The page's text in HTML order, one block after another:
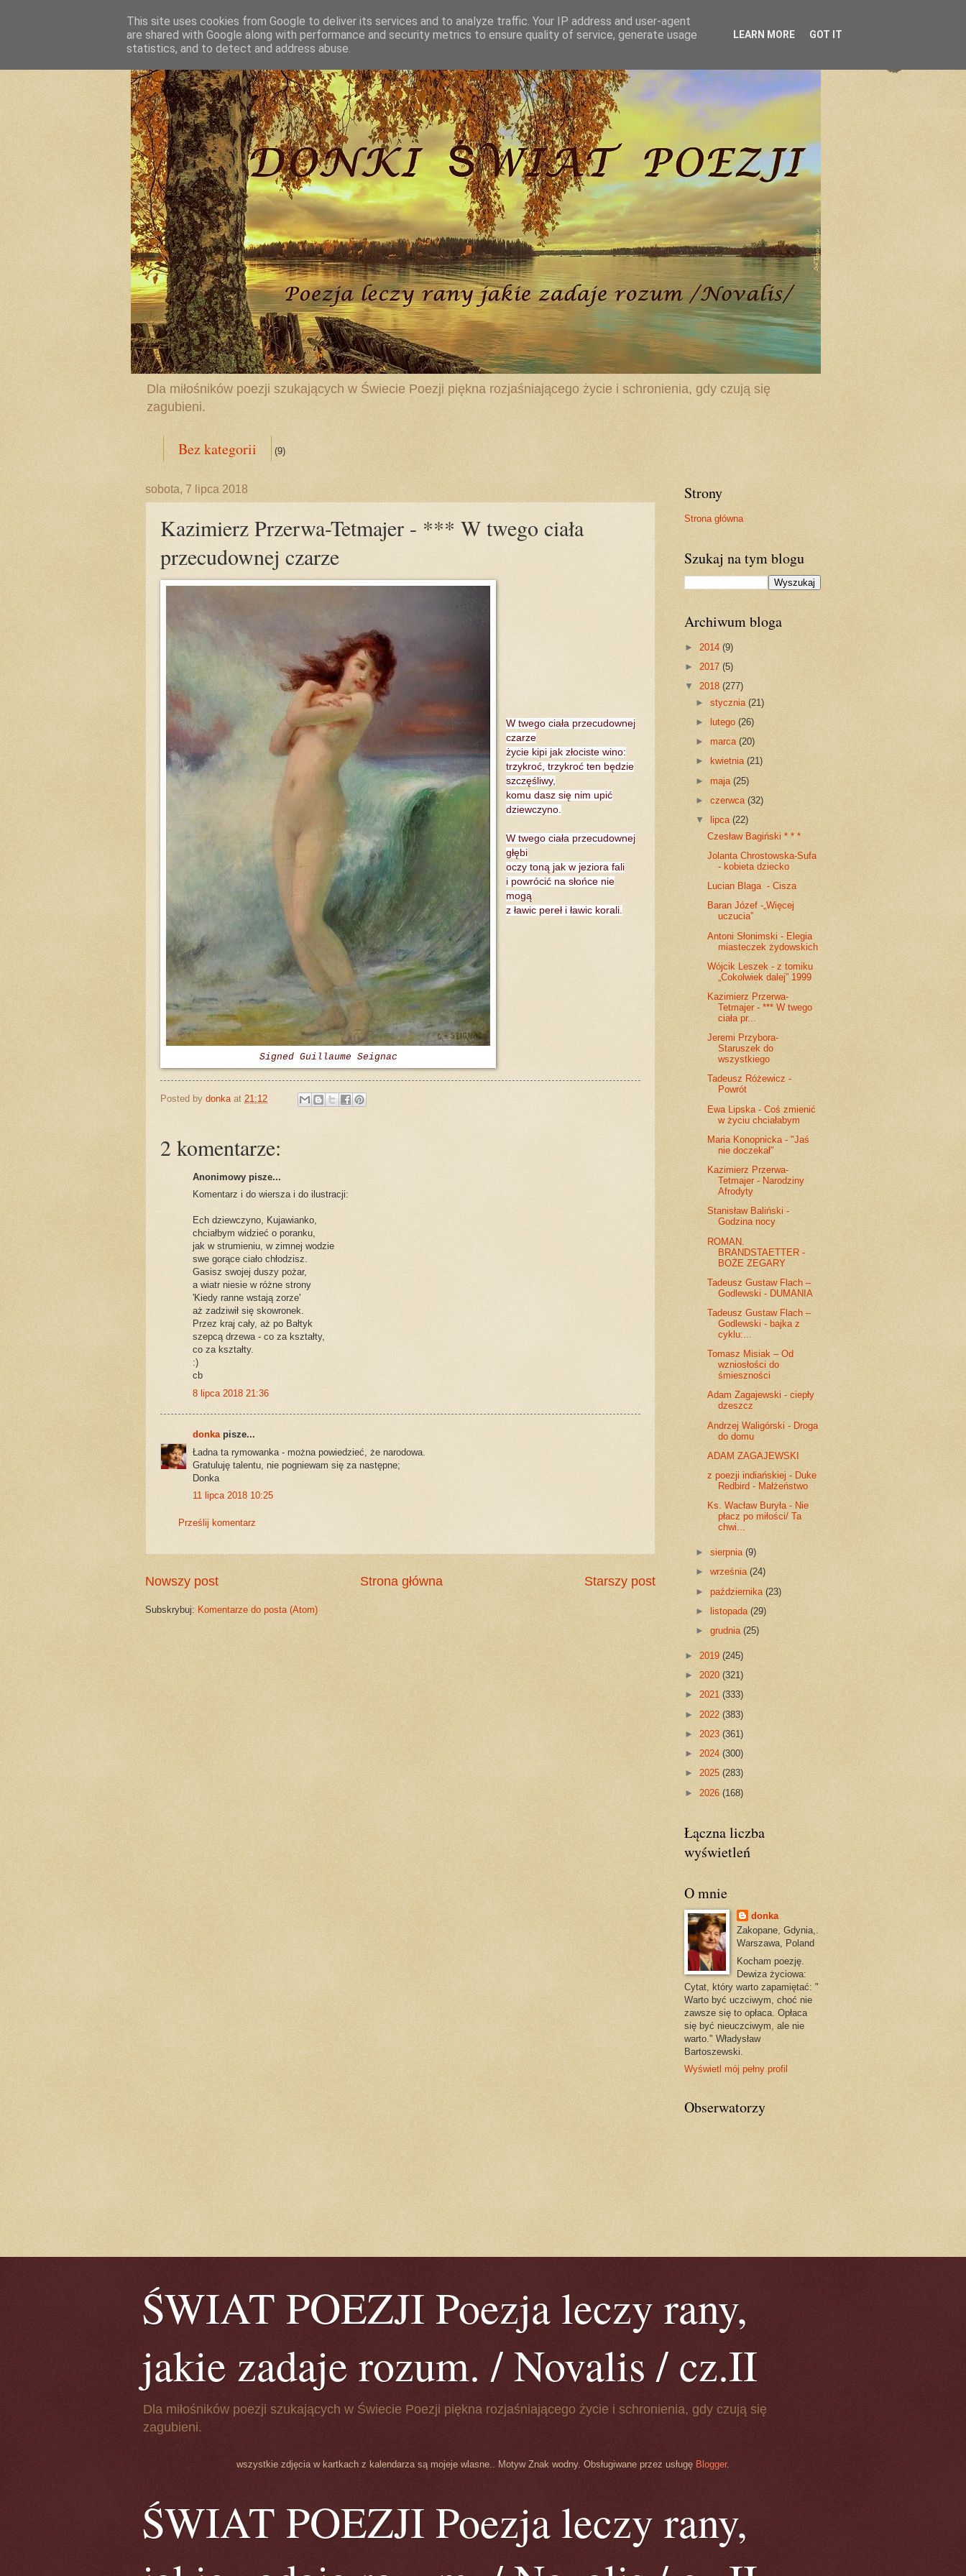
Dla miłośników poezji szukających w Świecie Poezji piękna rozjaśniającego życie i schronienia, gdy czują się
zagubieni.
Bez kategorii (9)
sobota, 7 lipca 2018
Kazimierz Przerwa-Tetmajer - *** W twego ciała
przecudownej czarze
Signed Guillaume Seignac
W twego ciała przecudownej
czarze
życie kipi jak złociste wino:
trzykroć, trzykroć ten będzie
szczęśliwy,
komu dasz się nim upić
dziewczyno.
W twego ciała przecudownej
głębi
oczy toną jak w jeziora fali
i powrócić na słońce nie
mogą
z ławic pereł i ławic korali.
Posted by donka at 21:12
2 komentarze:
Anonimowy pisze...
Komentarz i do wiersza i do ilustracji:
Ech dziewczyno, Kujawianko,
chciałbym widzieć o poranku,
jak w strumieniu, w zimnej wodzie
swe gorące ciało chłodzisz.
Gasisz swojej duszy pożar,
a wiatr niesie w różne strony
'Kiedy ranne wstają zorze'
aż zadziwił się skowronek.
Przez kraj cały, aż po Bałtyk
szepcą drzewa - co za kształty,
co za kształty.
:)
cb
8 lipca 2018 21:36
donkapisze...
Ładna ta rymowanka - można powiedzieć, że narodowa.
Gratuluję talentu, nie pogniewam się za następne;
Donka
11 lipca 2018 10:25
Prześlij komentarz
Nowszy post Starszy post
Strona główna
Subskrybuj: Komentarze do posta (Atom)
Strony
Strona główna
Szukaj na tym blogu
Archiwum bloga
► 2014 (9)
► 2017 (5)
▼ 2018 (277)
►stycznia(21)
►
lutego(26)
►marca(20)
►
kwietnia(21)
►maja(25)
►czerwca(32)
▼
lipca(22)
Czesław Bagiński * * *
Jolanta Chrostowska-Sufa
- kobieta dziecko
Lucian Blaga - Cisza
Baran Józef -„Więcej
uczucia”
Antoni Słonimski - Elegia
miasteczek żydowskich
Wójcik Leszek - z tomiku
„Cokolwiek dalej” 1999
Kazimierz Przerwa-
Tetmajer - *** W twego
ciała pr...
Jeremi Przybora-
Staruszek do
wszystkiego
Tadeusz Różewicz -
Powrót
Ewa Lipska - Coś zmienić
w życiu chciałabym
Maria Konopnicka - "Jaś
nie doczekał"
Kazimierz Przerwa-
Tetmajer - Narodziny
Afrodyty
Stanisław Baliński -
Godzina nocy
ROMAN.
BRANDSTAETTER -
BOŻE ZEGARY
Tadeusz Gustaw Flach –
Godlewski - DUMANIA
Tadeusz Gustaw Flach –
Godlewski - bajka z
cyklu:...
Tomasz Misiak – Od
wzniosłości do
śmieszności
Adam Zagajewski - ciepły
dzeszcz
Andrzej Waligórski - Droga
do domu
ADAM ZAGAJEWSKI
z poezji indiańskiej - Duke
Redbird - Małżeństwo
Ks. Wacław Buryła - Nie
płacz po miłości/ Ta
chwi...
►sierpnia(9)
►września(24)
►października(23)
►
listopada(29)
►grudnia(25)
► 2019 (245)
► 2020 (321)
► 2021 (333)
► 2022 (383)
► 2023 (361)
► 2024 (300)
► 2025 (283)
► 2026 (168)
Łączna liczba
wyświetleń
O mnie
donka
Zakopane, Gdynia,.
Warszawa, Poland
Kocham poezję.
Dewiza życiowa:
Cytat, który warto zapamiętać: "
Warto być uczciwym, choć nie
zawsze się to opłaca. Opłaca
się być nieuczciwym, ale nie
warto." Władysław
Bartoszewski.
Wyświetl mój pełny profil
Obserwatorzy
ŚWIAT POEZJI Poezja leczy rany,
jakie zadaje rozum. / Novalis / cz.II
Dla miłośników poezji szukających w Świecie Poezji piękna rozjaśniającego życie i schronienia, gdy czują się
zagubieni.
wszystkie zdjęcia w kartkach z kalendarza są mojeje wlasne.. Motyw Znak wodny. Obsługiwane przez usługę Blogger.
ŚWIAT POEZJI Poezja leczy rany,
This site uses cookies from Google to deliver its services and to analyze traffic. Your IP address and user-agent
are shared with Google along with performance and security metrics to ensure quality of service, generate usage
statistics, and to detect and address abuse.
LEARN MORE GOT IT